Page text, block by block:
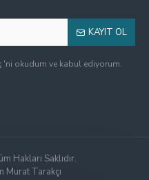
KAYIT OL
'ni okudum ve kabul ediyorum.
Hakları Saklıdır.
Murat Tarakçı